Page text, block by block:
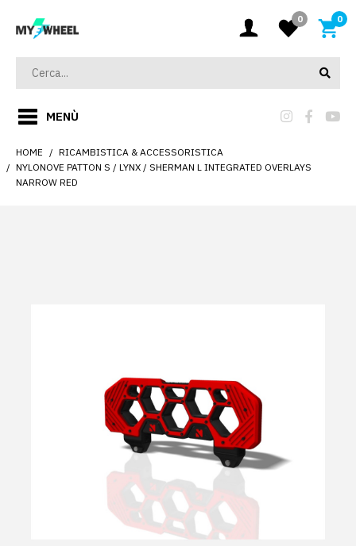
0 0
MENÙ
HOME
RICAMBISTICA & ACCESSORISTICA
NYLONOVE PATTON S / LYNX / SHERMAN L INTEGRATED OVERLAYS
NARROW RED